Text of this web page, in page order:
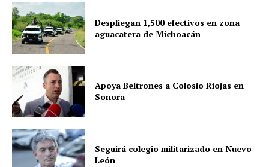
Despliegan 1,500 efectivos en zona
aguacatera de Michoacán
Apoya Beltrones a Colosio Riojas en
Sonora
Seguirá colegio militarizado en Nuevo
León